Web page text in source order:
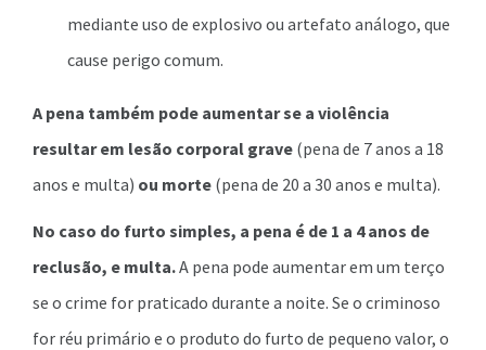
mediante uso de explosivo ou artefato análogo, que
cause perigo comum.
A pena também pode aumentar se a violência
resultar em lesão corporal grave (pena de 7 anos a 18
anos e multa) ou morte (pena de 20 a 30 anos e multa).
No caso do furto simples, a pena é de 1 a 4 anos de
reclusão, e multa.A pena pode aumentar em um terço
se o crime for praticado durante a noite. Se o criminoso
for réu primário e o produto do furto de pequeno valor, o